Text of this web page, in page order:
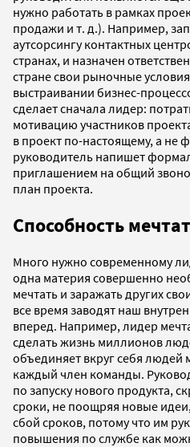
нужно работать в рамках
продажи и т. д.). Например,
аутсорсингу контактных
странах, и назначен
стране свои рыночные
выстраивании бизнес-
сделает сначала лидер:
мотивацию участников
в проект по-настоящему, а
руководитель напишет
приглашением на общий
план проекта.
Способность
Много нужно современному
одна материя совершенно
мечтать и заражать других
все время заводят наш
вперед. Например, лидер
сделать жизнь миллионов
объединяет вкруг себя людей
каждый член команды.
по запуску нового продукта,
сроки, не поощряя новые
сбой сроков, потому что им
повышения по службе как